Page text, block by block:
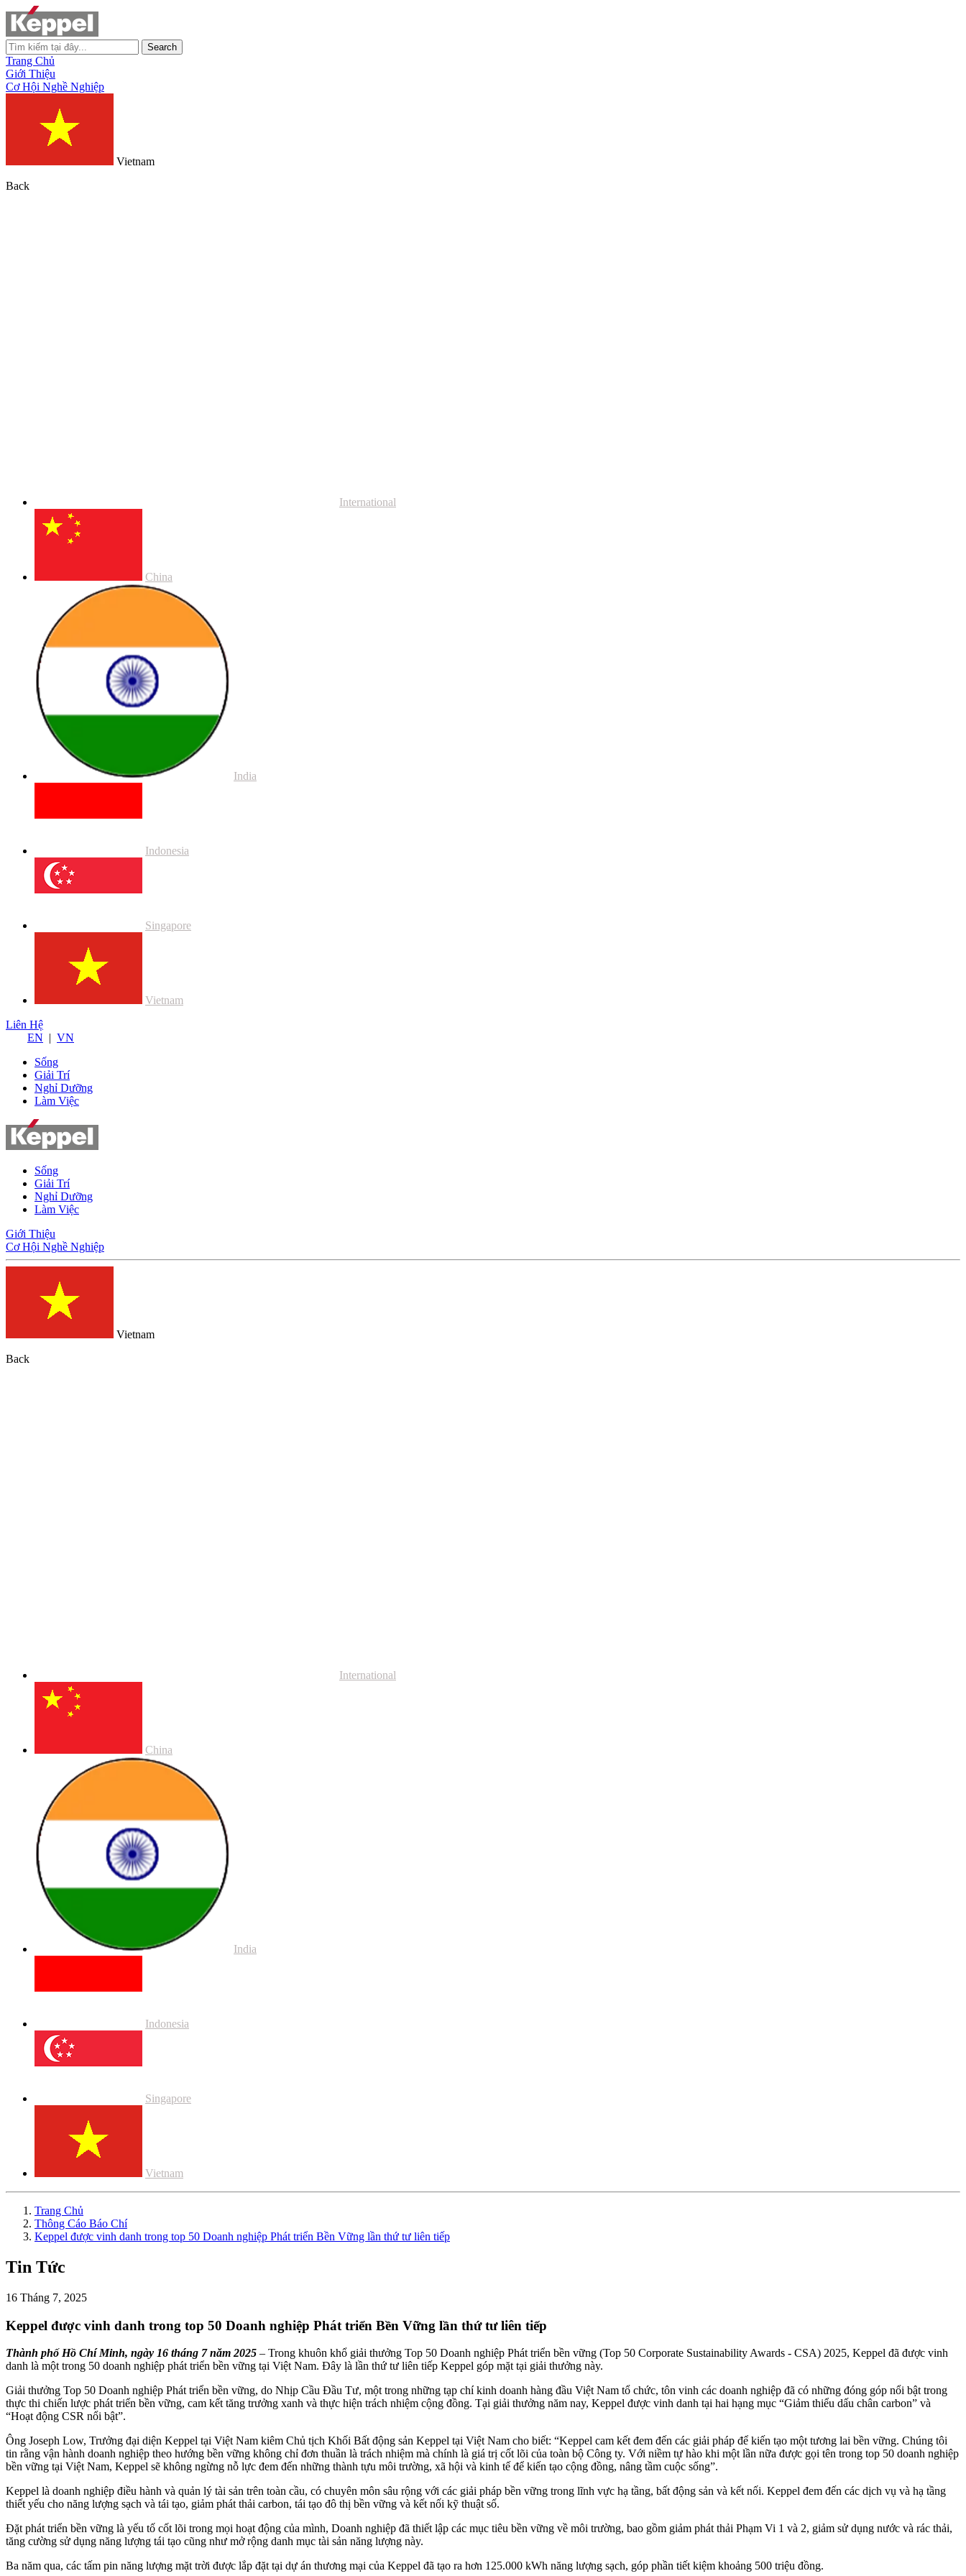
Search
Trang Chủ
Giới Thiệu
Cơ Hội Nghề Nghiệp
Vietnam
Back
International
China
India
Indonesia
Singapore
Vietnam
Liên Hệ
EN | VN
Sống
Giải Trí
Nghỉ Dưỡng
Làm Việc
Sống
Giải Trí
Nghỉ Dưỡng
Làm Việc
Giới Thiệu
Cơ Hội Nghề Nghiệp
Vietnam
Back
International
China
India
Indonesia
Singapore
Vietnam
Trang Chủ
Thông Cáo Báo Chí
Keppel được vinh danh trong top 50 Doanh nghiệp Phát triển Bền Vững lần thứ tư liên tiếp
Tin Tức
16 Tháng 7, 2025
Keppel được vinh danh trong top 50 Doanh nghiệp Phát triển Bền Vững lần thứ tư liên tiếp
Thành phố Hồ Chí Minh, ngày 16 tháng 7 năm 2025 – Trong khuôn khổ giải thưởng Top 50 Doanh nghiệp Phát triển bền vững (Top 50 Corporate Sustainability Awards - CSA) 2025, Keppel đã được vinh
danh là một trong 50 doanh nghiệp phát triển bền vững tại Việt Nam. Đây là lần thứ tư liên tiếp Keppel góp mặt tại giải thưởng này.
Giải thưởng Top 50 Doanh nghiệp Phát triển bền vững, do Nhịp Cầu Đầu Tư, một trong những tạp chí kinh doanh hàng đầu Việt Nam tổ chức, tôn vinh các doanh nghiệp đã có những đóng góp nổi bật trong
thực thi chiến lược phát triển bền vững, cam kết tăng trưởng xanh và thực hiện trách nhiệm cộng đồng. Tại giải thưởng năm nay, Keppel được vinh danh tại hai hạng mục “Giảm thiểu dấu chân carbon” và
“Hoạt động CSR nổi bật”.
Ông Joseph Low, Trưởng đại diện Keppel tại Việt Nam kiêm Chủ tịch Khối Bất động sản Keppel tại Việt Nam cho biết: “Keppel cam kết đem đến các giải pháp để kiến tạo một tương lai bền vững. Chúng tôi
tin rằng vận hành doanh nghiệp theo hướng bền vững không chỉ đơn thuần là trách nhiệm mà chính là giá trị cốt lõi của toàn bộ Công ty. Với niềm tự hào khi một lần nữa được gọi tên trong top 50 doanh nghiệp
bền vững tại Việt Nam, Keppel sẽ không ngừng nỗ lực đem đến những thành tựu môi trường, xã hội và kinh tế để kiến tạo cộng đồng, nâng tầm cuộc sống”.
Keppel là doanh nghiệp điều hành và quản lý tài sản trên toàn cầu, có chuyên môn sâu rộng với các giải pháp bền vững trong lĩnh vực hạ tầng, bất động sản và kết nối. Keppel đem đến các dịch vụ và hạ tầng
thiết yếu cho năng lượng sạch và tái tạo, giảm phát thải carbon, tái tạo đô thị bền vững và kết nối kỹ thuật số.
Đặt phát triển bền vững là yếu tố cốt lõi trong mọi hoạt động của mình, Doanh nghiệp đã thiết lập các mục tiêu bền vững về môi trường, bao gồm giảm phát thải Phạm Vi 1 và 2, giảm sử dụng nước và rác thải,
tăng cường sử dụng năng lượng tái tạo cũng như mở rộng danh mục tài sản năng lượng này.
Ba năm qua, các tấm pin năng lượng mặt trời được lắp đặt tại dự án thương mại của Keppel đã tạo ra hơn 125.000 kWh năng lượng sạch, góp phần tiết kiệm khoảng 500 triệu đồng.